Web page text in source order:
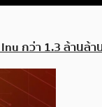
กว่า 1.3 ล้านล้า